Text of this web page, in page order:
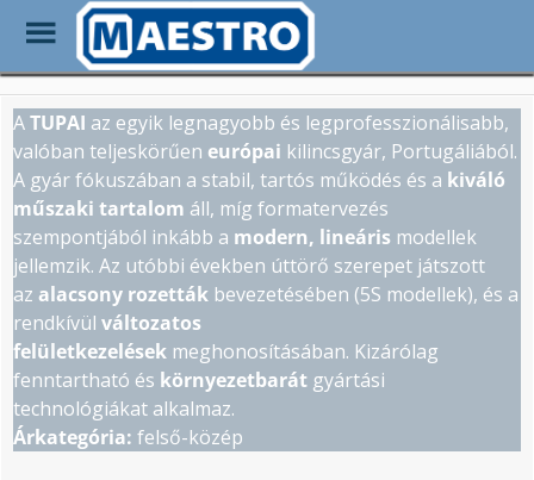
Skip
to
main
content
Toggle
Menu
ATUPAI az egyik legnagyobb és legprofesszionálisabb,
valóban teljeskörűen európai kilincsgyár, Portugáliából.
A gyár fókuszában a stabil, tartós működés és a kiváló
műszaki tartalom áll, míg formatervezés
szempontjából inkább a modern, lineáris modellek
jellemzik. Az utóbbi években úttörő szerepet játszott
az alacsony rozetták bevezetésében (5S modellek), és a
rendkívül változatos
felületkezelések meghonosításában. Kizárólag
fenntartható és környezetbarát gyártási
technológiákat alkalmaz.
Árkategória: felső-közép